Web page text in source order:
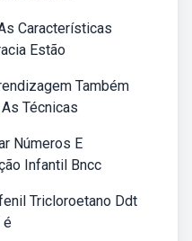
Características
Estão
Também
Técnicas
Números E
Infantil Bncc
Tricloroetano Ddt
é